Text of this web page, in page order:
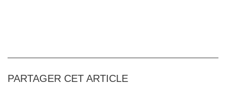
PARTAGER CET ARTICLE